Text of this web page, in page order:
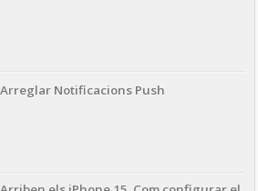
Arreglar Notificacions Push